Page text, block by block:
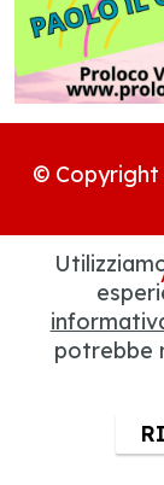
© Copyright
potrebbe